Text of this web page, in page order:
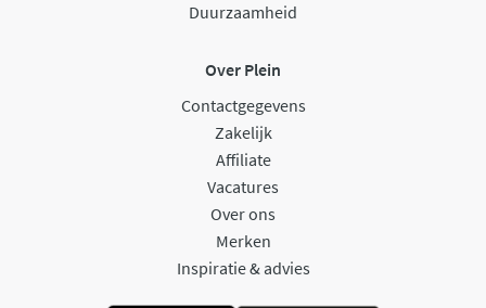
Duurzaamheid
Over Plein
Contactgegevens
Zakelijk
Affiliate
Vacatures
Over ons
Merken
Inspiratie & advies